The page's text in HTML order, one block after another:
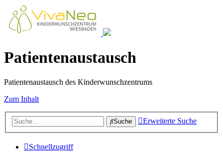
Patientenaustausch
Patientenaustausch des Kinderwunschzentrums
Zum Inhalt
Suche Erweiterte Suche
Schnellzugriff